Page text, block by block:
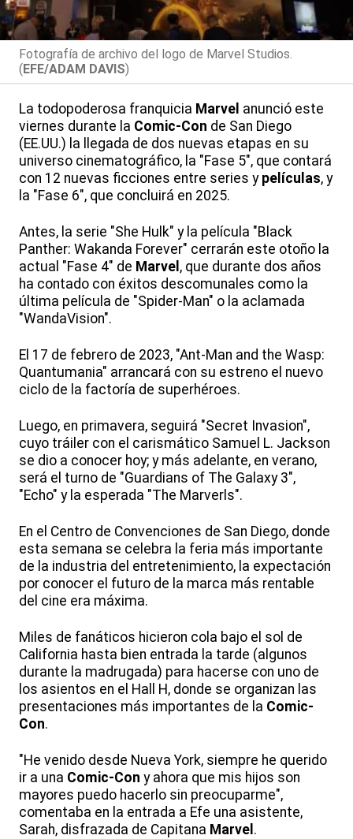
Fotografía de archivo del logo de Marvel Studios.
(EFE/ADAM DAVIS)
La todopoderosa franquicia Marvel anunció este
viernes durante la Comic-Con de San Diego
(EE.UU.) la llegada de dos nuevas etapas en su
universo cinematográfico, la "Fase 5", que contará
con 12 nuevas ficciones entre series y películas, y
la "Fase 6", que concluirá en 2025.
Antes, la serie "She Hulk" y la película "Black
Panther: Wakanda Forever" cerrarán este otoño la
actual "Fase 4" de Marvel , que durante dos años
ha contado con éxitos descomunales como la
última película de "Spider-Man" o la aclamada
"WandaVision".
El 17 de febrero de 2023, "Ant-Man and the Wasp:
Quantumania" arrancará con su estreno el nuevo
ciclo de la factoría de superhéroes.
Luego, en primavera, seguirá "Secret Invasion",
cuyo tráiler con el carismático Samuel L. Jackson
se dio a conocer hoy; y más adelante, en verano,
será el turno de "Guardians of The Galaxy 3",
"Echo" y la esperada "The Marverls".
En el Centro de Convenciones de San Diego, donde
esta semana se celebra la feria más importante
de la industria del entretenimiento, la expectación
por conocer el futuro de la marca más rentable
del cine era máxima.
Miles de fanáticos hicieron cola bajo el sol de
California hasta bien entrada la tarde (algunos
durante la madrugada) para hacerse con uno de
los asientos en el Hall H, donde se organizan las
presentaciones más importantes de la Comic-
Con.
"He venido desde Nueva York, siempre he querido
ir a una Comic-Con y ahora que mis hijos son
mayores puedo hacerlo sin preocuparme",
comentaba en la entrada a Efe una asistente,
Sarah, disfrazada de Capitana Marvel .